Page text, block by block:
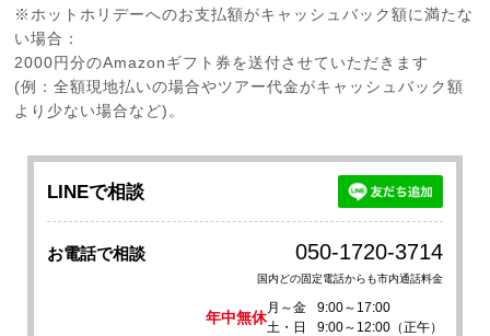
※ホットホリデーへのお支払額がキャッシュバック額に満たな
い場合：
2000円分のAmazonギフト券を送付させていただきます
(例：全額現地払いの場合やツアー代金がキャッシュバック額
より少ない場合など)。
LINEで相談
お電話で相談 050-1720-3714
国内どの固定電話からも市内通話料金
年中無休
月～金
9:00～17:00
土・日
9:00～12:00（正午）